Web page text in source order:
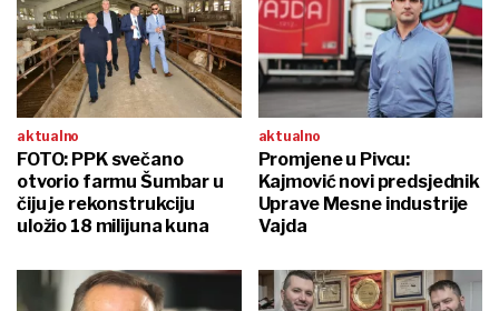
aktualno
FOTO: PPK svečano
otvorio farmu Šumbar u
čiju je rekonstrukciju
uložio 18 milijuna kuna
aktualno
Promjene u Pivcu:
Kajmović novi predsjednik
Uprave Mesne industrije
Vajda